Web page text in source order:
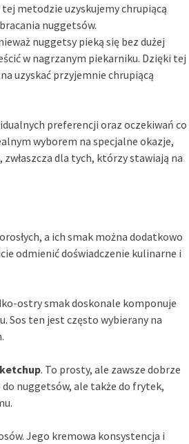
metodzie uzyskujemy chrupiącą
nuggetsów.
nuggetsy pieką się bez dużej
w nagrzanym piekarniku. Dzięki tej
uzyskać przyjemnie chrupiącą
preferencji oraz oczekiwań co
wyborem na specjalne okazje,
dla tych, którzy stawiają na
a ich smak można dodatkowo
odmienić doświadczenie kulinarne i
ostry smak doskonale komponuje
Sos ten jest często wybierany na
ketchup. To prosty, ale zawsze dobrze
nuggetsów, ale także do frytek,
Jego kremowa konsystencja i